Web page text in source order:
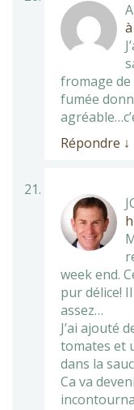
fromage de
fumée
Répondre ↓
week end.
pur délice!
assez…
J’ai ajouté
tomates et
dans la
Ca va